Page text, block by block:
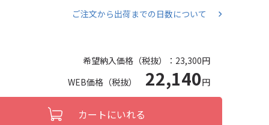
ご注文から出荷までの日数について
希望納入価格（税抜）： 23,300円
WEB価格（税抜） 22,140円
カートにいれる